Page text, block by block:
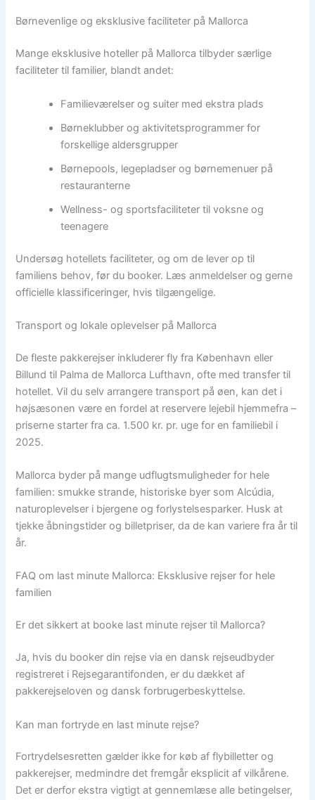
Børnevenlige og eksklusive faciliteter på Mallorca
Mange eksklusive hoteller på Mallorca tilbyder særlige
faciliteter til familier, blandt andet:
Familieværelser og suiter med ekstra plads
Børneklubber og aktivitetsprogrammer for
forskellige aldersgrupper
Børnepools, legepladser og børnemenuer på
restauranterne
Wellness- og sportsfaciliteter til voksne og
teenagere
Undersøg hotellets faciliteter, og om de lever op til
familiens behov, før du booker. Læs anmeldelser og gerne
officielle klassificeringer, hvis tilgængelige.
Transport og lokale oplevelser på Mallorca
De fleste pakkerejser inkluderer fly fra København eller
Billund til Palma de Mallorca Lufthavn, ofte med transfer til
hotellet. Vil du selv arrangere transport på øen, kan det i
højsæsonen være en fordel at reservere lejebil hjemmefra –
priserne starter fra ca. 1.500 kr. pr. uge for en familiebil i
2025.
Mallorca byder på mange udflugtsmuligheder for hele
familien: smukke strande, historiske byer som Alcúdia,
naturoplevelser i bjergene og forlystelsesparker. Husk at
tjekke åbningstider og billetpriser, da de kan variere fra år til
år.
FAQ om last minute Mallorca: Eksklusive rejser for hele
familien
Er det sikkert at booke last minute rejser til Mallorca?
Ja, hvis du booker din rejse via en dansk rejseudbyder
registreret i Rejsegarantifonden, er du dækket af
pakkerejseloven og dansk forbrugerbeskyttelse.
Kan man fortryde en last minute rejse?
Fortrydelsesretten gælder ikke for køb af flybilletter og
pakkerejser, medmindre det fremgår eksplicit af vilkårene.
Det er derfor ekstra vigtigt at gennemlæse alle betingelser,